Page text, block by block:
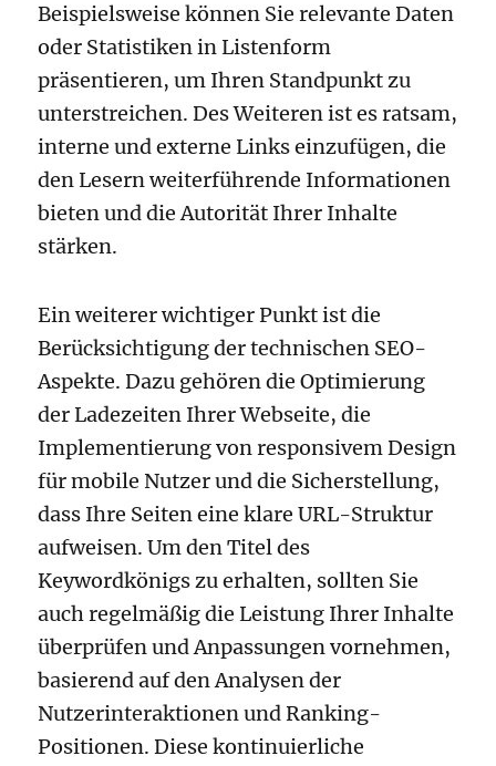
Beispielsweise können Sie relevante Daten
oder Statistiken in Listenform
präsentieren, um Ihren Standpunkt zu
unterstreichen. Des Weiteren ist es ratsam,
interne und externe Links einzufügen, die
den Lesern weiterführende Informationen
bieten und die Autorität Ihrer Inhalte
stärken.
Ein weiterer wichtiger Punkt ist die
Berücksichtigung der technischen SEO-
Aspekte. Dazu gehören die Optimierung
der Ladezeiten Ihrer Webseite, die
Implementierung von responsivem Design
für mobile Nutzer und die Sicherstellung,
dass Ihre Seiten eine klare URL-Struktur
aufweisen. Um den Titel des
Keywordkönigs zu erhalten, sollten Sie
auch regelmäßig die Leistung Ihrer Inhalte
überprüfen und Anpassungen vornehmen,
basierend auf den Analysen der
Nutzerinteraktionen und Ranking-
Positionen. Diese kontinuierliche